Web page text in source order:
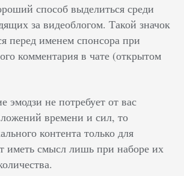
способ выделиться среди
за видеоблогом. Такой значок
перед именем спонсора при
комментария в чате (открытом
эмодзи не потребует от вас
времени и сил, то
контента только для
иметь смысл лишь при наборе их